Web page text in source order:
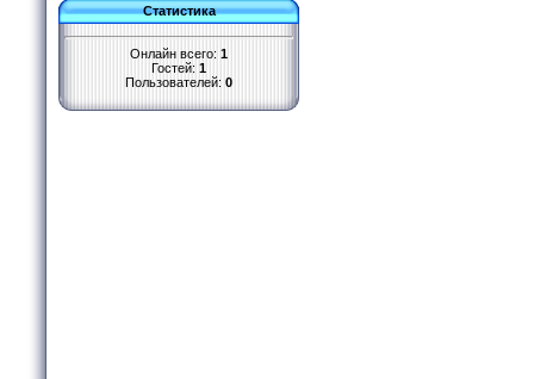
Статистика
Онлайн всего: 1
Гостей: 1
Пользователей: 0